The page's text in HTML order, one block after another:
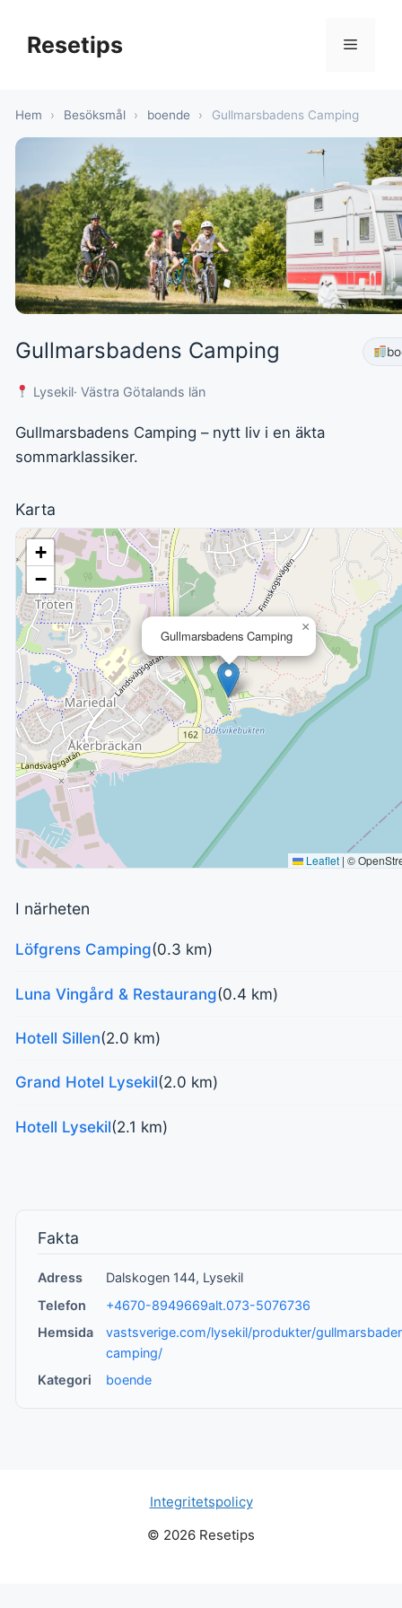
innehållResetips Meny
Hem › Besöksmål › boende › Gullmarsbadens Camping
Gullmarsbadens Camping
Lysekil· Västra Götalands län
Gullmarsbadens Camping – nytt liv i en äkta
sommarklassiker.
Karta
Gullmarsbadens Camping
×
+
−
Leaflet | ©
I närheten
Löfgrens Camping(0.3 km)
Luna Vingård & Restaurang(0.4 km)
Hotell Sillen(2.0 km)
Grand Hotel Lysekil(2.0 km)
Hotell Lysekil(2.1 km)
Fakta
Adress
Dalskogen 144, Lysekil
Telefon
+4670-8949669alt.073-5076736
Hemsida
vastsverige.com/lysekil/produkter/
camping/
Kategori
boende
Integritetspolicy
© 2026 Resetips